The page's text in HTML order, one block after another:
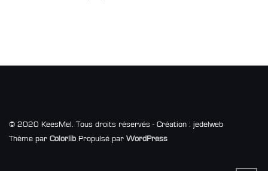
© 2020 KeesMel. Tous droits réservés - Création : jedelweb
Thème par Colorlib Propulsé par WordPress